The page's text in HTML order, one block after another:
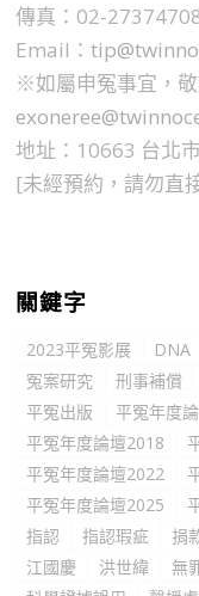
傳真：02-
Email：
※如屬申冤事宜，敬
地址：10663 台北
[未經預約，請勿直
關鍵字
2023平冤影展 DNA
冤案研究
刑事補償
平冤出版
平冤年度
平冤年度論壇2018
平冤年度論壇2022
平冤年度論壇2025
指認
指認瑕疵 捐
江國慶
洪世緯 無